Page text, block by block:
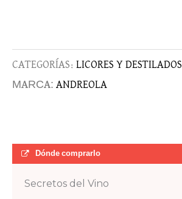
CATEGORÍAS: LICORES Y DESTILADOS
MARCA: ANDREOLA
Dónde comprarlo
Secretos del Vino